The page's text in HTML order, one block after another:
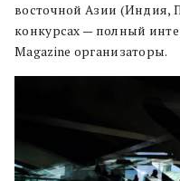
восточной Азии (Индия,
конкурсах — полный
Magazine организаторы.